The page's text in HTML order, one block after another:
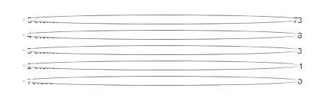
5étoiles
73
4étoiles
8
3étoiles
3
2étoiles
1
1étoile 0